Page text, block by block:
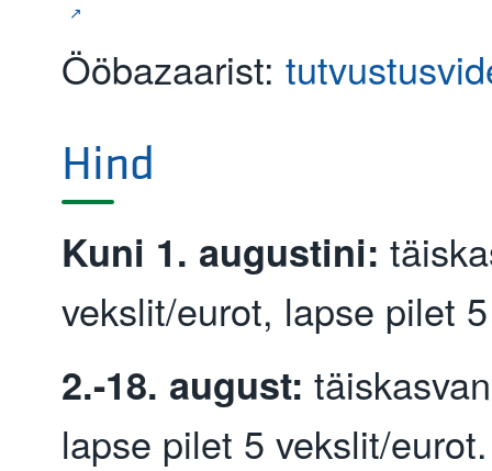
Ööbazaarist:
Hind
Kuni 1. augustini:
vekslit/eurot, lapse pilet
2.-18. august:
lapse pilet 5 vekslit/eurot.